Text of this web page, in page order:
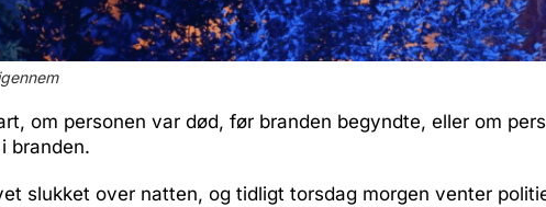
om personen var død, før branden begyndte, eller om
branden.
slukket over natten, og tidligt torsdag morgen venter